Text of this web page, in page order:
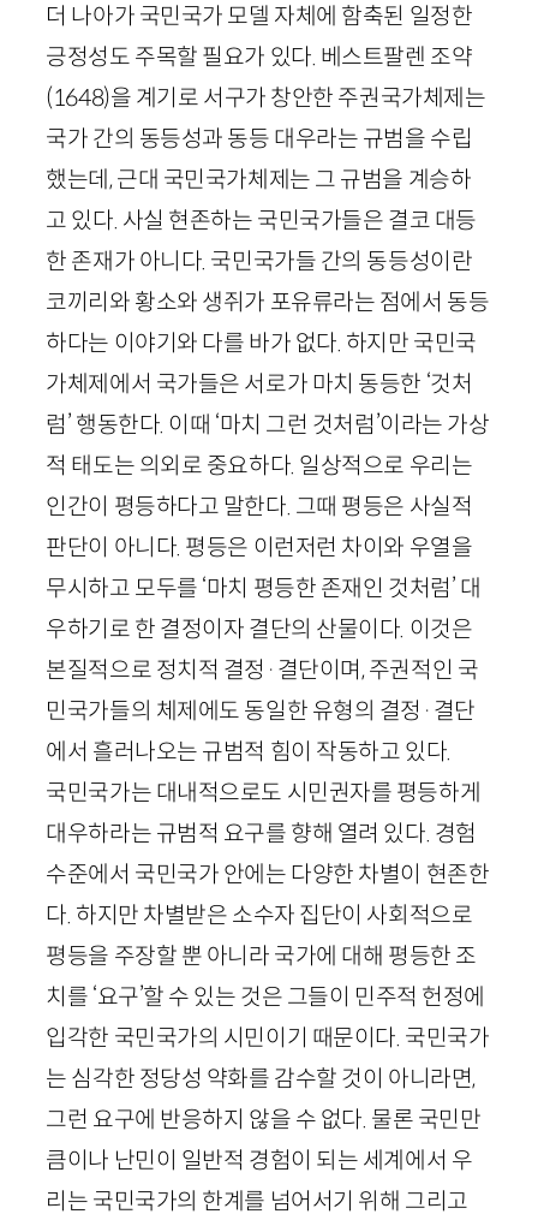
더 나아가 국민국가 모델 자체에 함축된 일정한
긍정성도 주목할 필요가 있다. 베스트팔렌 조약
(1648)을 계기로 서구가 창안한 주권국가체제는
국가 간의 동등성과 동등 대우라는 규범을 수립
했는데, 근대 국민국가체제는 그 규범을 계승하
고 있다. 사실 현존하는 국민국가들은 결코 대등
한 존재가 아니다. 국민국가들 간의 동등성이란
코끼리와 황소와 생쥐가 포유류라는 점에서 동등
하다는 이야기와 다를 바가 없다. 하지만 국민국
가체제에서 국가들은 서로가 마치 동등한 ‘것처
럼’ 행동한다. 이때 ‘마치 그런 것처럼’이라는 가상
적 태도는 의외로 중요하다. 일상적으로 우리는
인간이 평등하다고 말한다. 그때 평등은 사실적
판단이 아니다. 평등은 이런저런 차이와 우열을
무시하고 모두를 ‘마치 평등한 존재인 것처럼’ 대
우하기로 한 결정이자 결단의 산물이다. 이것은
본질적으로 정치적 결정 · 결단이며, 주권적인 국
민국가들의 체제에도 동일한 유형의 결정 · 결단
에서 흘러나오는 규범적 힘이 작동하고 있다.
국민국가는 대내적으로도 시민권자를 평등하게
대우하라는 규범적 요구를 향해 열려 있다. 경험
수준에서 국민국가 안에는 다양한 차별이 현존한
다. 하지만 차별받은 소수자 집단이 사회적으로
평등을 주장할 뿐 아니라 국가에 대해 평등한 조
치를 ‘요구’할 수 있는 것은 그들이 민주적 헌정에
입각한 국민국가의 시민이기 때문이다. 국민국가
는 심각한 정당성 약화를 감수할 것이 아니라면,
그런 요구에 반응하지 않을 수 없다. 물론 국민만
큼이나 난민이 일반적 경험이 되는 세계에서 우
리는 국민국가의 한계를 넘어서기 위해 그리고